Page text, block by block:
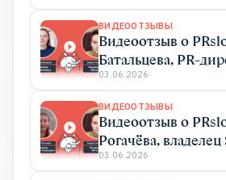
ВИДЕООТЗЫВЫ
Видеоотзыв о
Батальцева, PR-
Elma365
03.06.2026
ВИДЕООТЗЫВЫ
Видеоотзыв о
Рогачёва,
Production
03.06.2026